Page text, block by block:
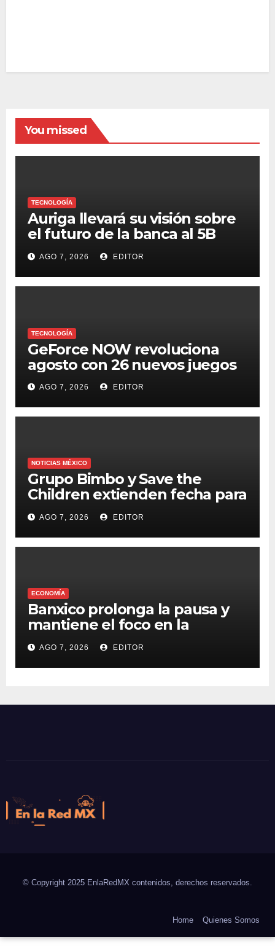
You missed
TECNOLOGÍA
Auriga llevará su visión sobre
el futuro de la banca al 5B
Digital Summit 2026
AGO 7, 2026 EDITOR
TECNOLOGÍA
GeForce NOW revoluciona
agosto con 26 nuevos juegos
AGO 7, 2026 EDITOR
NOTICIAS MÉXICO
Grupo Bimbo y Save the
Children extienden fecha para
apoyar a damnificados de
Venezuela
AGO 7, 2026 EDITOR
ECONOMÍA
Banxico prolonga la pausa y
mantiene el foco en la
inflación
AGO 7, 2026 EDITOR
© Copyright 2025 EnlaRedMX contenidos, derechos reservados.
Home Quienes Somos